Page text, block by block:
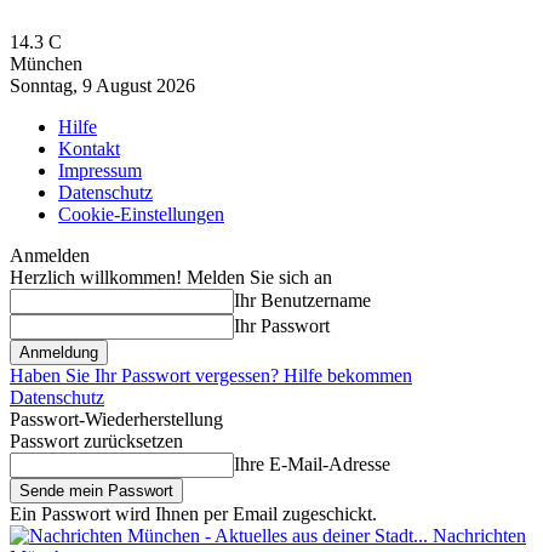
14.3 C
München
Sonntag, 9 August 2026
Hilfe
Kontakt
Impressum
Datenschutz
Cookie-Einstellungen
Anmelden
Herzlich willkommen! Melden Sie sich an
Ihr Benutzername
Ihr Passwort
Haben Sie Ihr Passwort vergessen? Hilfe bekommen
Datenschutz
Passwort-Wiederherstellung
Passwort zurücksetzen
Ihre E-Mail-Adresse
Ein Passwort wird Ihnen per Email zugeschickt.
Nachrichten